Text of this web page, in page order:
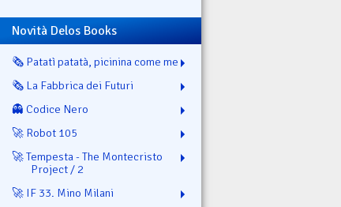
Novità Delos Books
🗞️ Patatì patatà, picinina come me
🗞️ La Fabbrica dei Futuri
👻 Codice Nero
🚀 Robot 105
🚀 Tempesta - The Montecristo
Project / 2
🚀 IF 33. Mino Milani